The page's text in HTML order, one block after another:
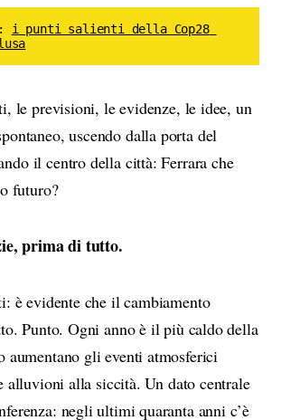
i punti salienti della Cop28
le previsioni, le evidenze, le idee, un
uscendo dalla porta del
il centro della città: Ferrara che
futuro?
prima di tutto.
è evidente che il cambiamento
Punto. Ogni anno è il più caldo della
aumentano gli eventi atmosferici
alluvioni alla siccità. Un dato centrale
negli ultimi quaranta anni c’è